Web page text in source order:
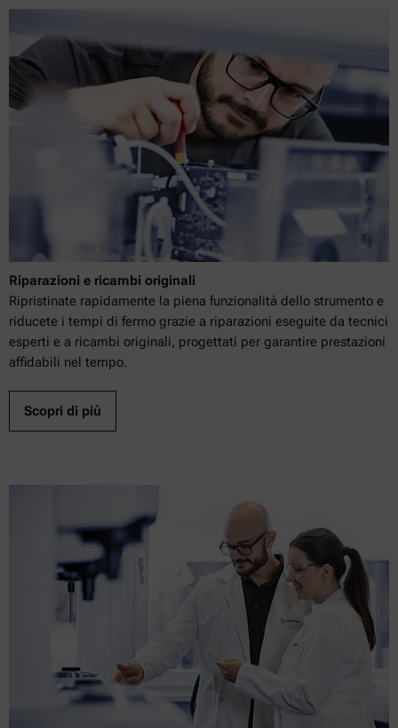
Riparazioni e ricambi originali
Ripristinate rapidamente la piena funzionalità dello strumento e
riducete i tempi di fermo grazie a riparazioni eseguite da tecnici
esperti e a ricambi originali, progettati per garantire prestazioni
affidabili nel tempo.
Scopri di più